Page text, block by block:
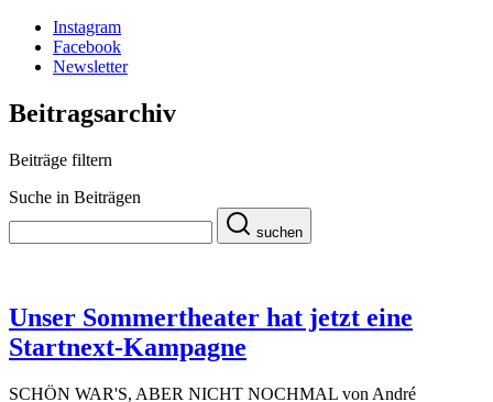
Instagram
Facebook
Newsletter
Beitragsarchiv
Beiträge filtern
Suche in Beiträgen
suchen
Unser Sommertheater hat jetzt eine
Startnext-Kampagne
SCHÖN WAR'S, ABER NICHT NOCHMAL von André